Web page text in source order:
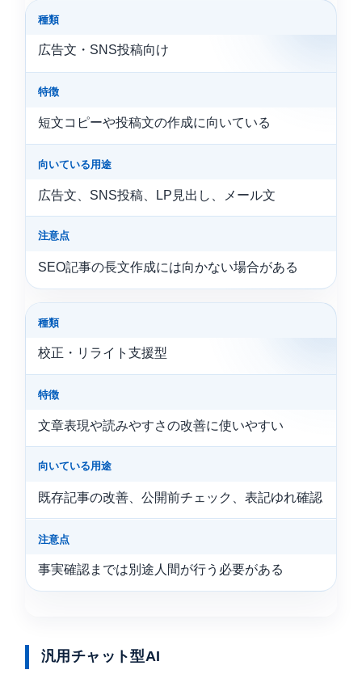
種類
広告文・SNS投稿向け
特徴
短文コピーや投稿文の作成に向いている
向いている用途
広告文、SNS投稿、LP見出し、メール文
注意点
SEO記事の長文作成には向かない場合がある
種類
校正・リライト支援型
特徴
文章表現や読みやすさの改善に使いやすい
向いている用途
既存記事の改善、公開前チェック、表記ゆれ確認
注意点
事実確認までは別途人間が行う必要がある
汎用チャット型AI